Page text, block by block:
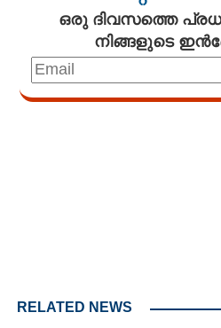
ഒരു ദിവസത്തെ
നിങ്ങളുടെ
RELATED NEWS